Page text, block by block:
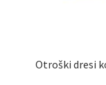
Otroški dresi